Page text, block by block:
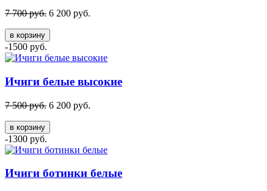
7 700 руб. 6 200 руб.
в корзину
-1500 руб.
Ичиги белые высокие
7 500 руб. 6 200 руб.
в корзину
-1300 руб.
Ичиги ботинки белые